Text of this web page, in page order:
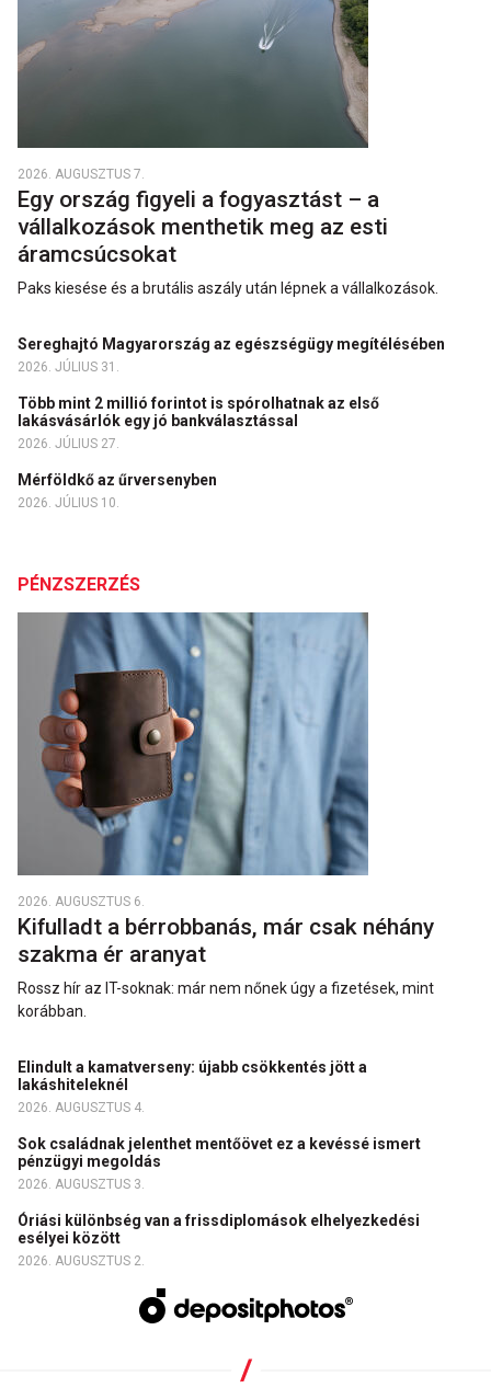
2026. AUGUSZTUS 7.
Egy ország figyeli a fogyasztást – a
vállalkozások menthetik meg az esti
áramcsúcsokat
Paks kiesése és a brutális aszály után lépnek a vállalkozások.
Sereghajtó Magyarország az egészségügy megítélésében
2026. JÚLIUS 31.
Több mint 2 millió forintot is spórolhatnak az első
lakásvásárlók egy jó bankválasztással
2026. JÚLIUS 27.
Mérföldkő az űrversenyben
2026. JÚLIUS 10.
PÉNZSZERZÉS
2026. AUGUSZTUS 6.
Kifulladt a bérrobbanás, már csak néhány
szakma ér aranyat
Rossz hír az IT-soknak: már nem nőnek úgy a fizetések, mint
korábban.
Elindult a kamatverseny: újabb csökkentés jött a
lakáshiteleknél
2026. AUGUSZTUS 4.
Sok családnak jelenthet mentőövet ez a kevéssé ismert
pénzügyi megoldás
2026. AUGUSZTUS 3.
Óriási különbség van a frissdiplomások elhelyezkedési
esélyei között
2026. AUGUSZTUS 2.